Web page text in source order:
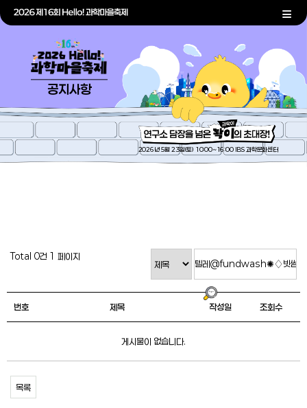
공지사항
2026년 5월 23일(토) 10:00~16:00 IBS 과학문화센터
Total 0건 1 페이지
번호 제목 작성일 조회수
게시물이 없습니다.
목록